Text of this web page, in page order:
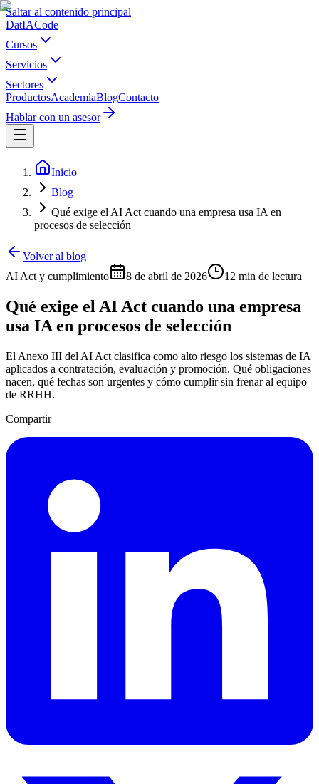
Saltar al contenido principal
DatIACode
Cursos
Servicios
Sectores
ProductosAcademiaBlogContacto
Hablar con un asesor
Inicio
Blog
Qué exige el AI Act cuando una empresa usa IA en
procesos de selección
Volver al blog
AI Act y cumplimiento
8 de abril de 2026 12 min de lectura
Qué exige el AI Act cuando una empresa
usa IA en procesos de selección
El Anexo III del AI Act clasifica como alto riesgo los sistemas de IA
aplicados a contratación, evaluación y promoción. Qué obligaciones
nacen, qué fechas son urgentes y cómo cumplir sin frenar al equipo
de RRHH.
Compartir